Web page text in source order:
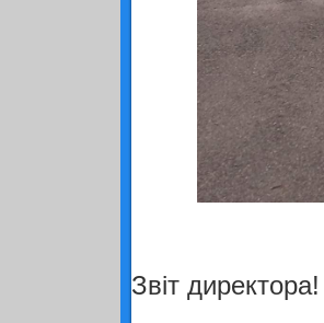
Звіт директора!